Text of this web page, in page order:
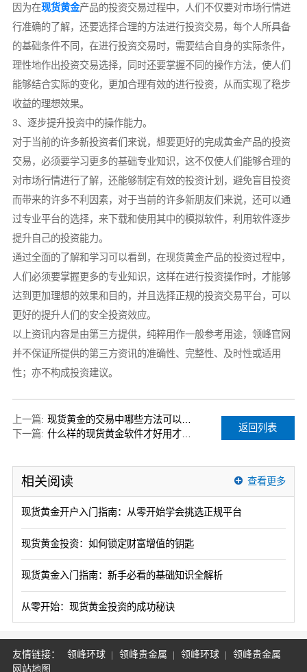
因为在现货黄金产品的投资交易过程中，人们不仅要对市场行情进
行准确的了解，还要选择合理的方法进行投资交易，每个人所具备
的基础条件不同，在进行投资交易时，需要结合自身的实际条件，
理性地作出投资交易选择，同时还要掌握不同的操作方法，使人们
能够结合实际的变化，更加合理有效的进行投资，从而实现了稳步
收益的理想效果。
3、逐步提升投资中的操作能力。
对于当前的许多新投资者们来说，想要更好的完成黄金产品的投资
交易，必须要学习更多的基础专业知识，这不仅使人们能够合理的
对市场行情进行了解，还能够制定有效的投资计划，避免盲目投资
而带来的许多不利因素，对于当前的许多新朋友们来说，还可以通
过专业平台的选择，来下载和使用其中的模拟软件，利用软件逐步
提升自己的投资能力。
通过全面的了解和学习可以看到，在现货黄金产品的投资过程中，
人们必须要掌握更多的专业知识，这样在进行投资操作时，才能够
达到更加理想的效果和目的，并且选择正规的投资交易平台，可以
更好的提升人们的安全投资效应。
以上资讯内容是由第三方提供，纯粹用作一般参考用途，领峰官网
并不保证所提供的第三方资讯的准确性、完整性、及时性或适用
性；亦不构成投资建议。
上一篇:
现货黄金的交易中哪些方法可以规避风险？
下一篇:
什么样的现货黄金软件才好用才让人放心？
返回列表
相关阅读 查看更多
现货黄金开户入门指南：从零开始学会挑选正规平台
现货黄金投资：如何锁定财富增值的钥匙
现货黄金入门指南：新手必看的基础知识全解析
从零开始：现货黄金投资的成功秘诀
友情链接： 领峰环球 领峰贵金属 领峰环球
领峰贵金属
网站地图